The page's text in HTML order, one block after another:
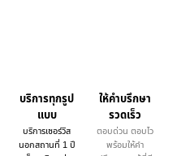
บริการทุกรูป
แบบ
บริการเซอร์วิส
นอกสถานที่ 1 ปี
ให้คำบรึกษา
รวดเร็ว
ตอบด่วน ตอบไว
พร้อมให้คำ